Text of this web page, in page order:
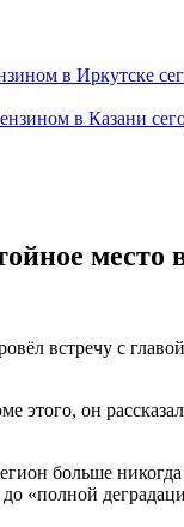
в Иркутске
в Казани
место
встречу с
он
больше
«полной